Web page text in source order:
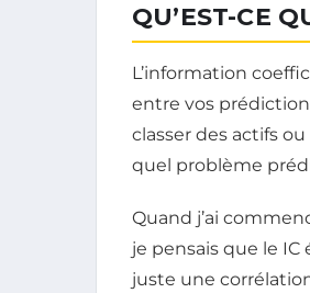
QU’EST-CE
L’information
entre vos
classer des actifs
quel problème
Quand j’ai
je pensais que le
juste une